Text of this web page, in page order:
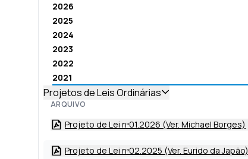
2026
2025
2024
2023
2022
2021
Projetos de Leis Ordinárias
ARQUIVO
Projeto de Lei nº01.2026 (Ver. Michael Borges)
Projeto de Lei nº02.2025 (Ver. Eurido da Japão)